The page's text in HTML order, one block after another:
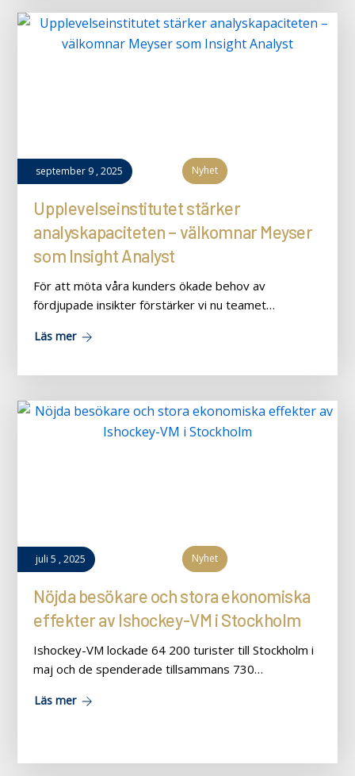
september 9 ,2025 Nyhet
Upplevelseinstitutet stärker
analyskapaciteten – välkomnar Meyser
som Insight Analyst
För att möta våra kunders ökade behov av
fördjupade insikter förstärker vi nu teamet…
Läs mer
juli 5 ,2025 Nyhet
Nöjda besökare och stora ekonomiska
effekter av Ishockey-VM i Stockholm
Ishockey-VM lockade 64 200 turister till Stockholm i
maj och de spenderade tillsammans 730…
Läs mer